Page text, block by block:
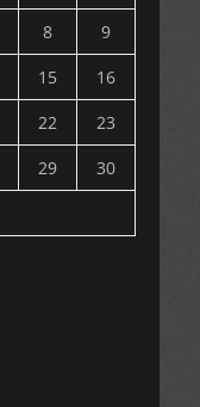
8
9
15
16
22
23
29
30